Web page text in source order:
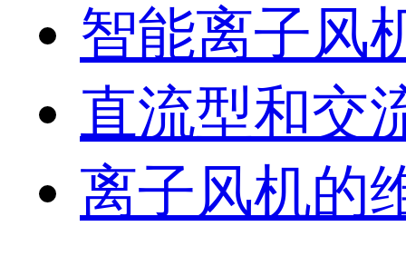
智能离子风
直流型和交
离子风机的